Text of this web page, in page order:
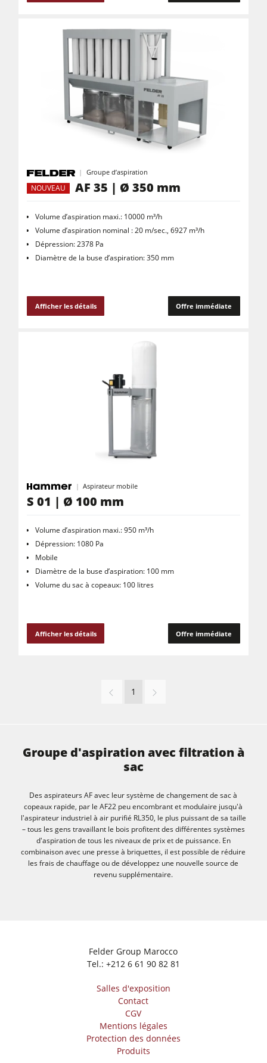
Groupe d’aspiration
NOUVEAU
AF 35 | Ø 350 mm
Volume d’aspiration maxi.: 10000 m³/h
Volume d’aspiration nominal : 20 m/sec., 6927 m³/h
Dépression: 2378 Pa
Diamètre de la buse d’aspiration: 350 mm
Afficher les détails Offre immédiate
Aspirateur mobile
S 01 | Ø 100 mm
Volume d’aspiration maxi.: 950 m³/h
Dépression: 1080 Pa
Mobile
Diamètre de la buse d’aspiration: 100 mm
Volume du sac à copeaux: 100 litres
Afficher les détails Offre immédiate
1
Groupe d'aspiration avec filtration à
sac
Des aspirateurs AF avec leur système de changement de sac à
copeaux rapide, par le AF22 peu encombrant et modulaire jusqu'à
l'aspirateur industriel à air purifié RL350, le plus puissant de sa taille
– tous les gens travaillant le bois profitent des différentes systèmes
d'aspiration de tous les niveaux de prix et de puissance. En
combinaison avec une presse à briquettes, il est possible de réduire
les frais de chauffage ou de développez une nouvelle source de
revenu supplémentaire.
Felder Group Marocco
Tel.: +212 6 61 90 82 81
Salles d'exposition
Contact
CGV
Mentions légales
Protection des données
Produits